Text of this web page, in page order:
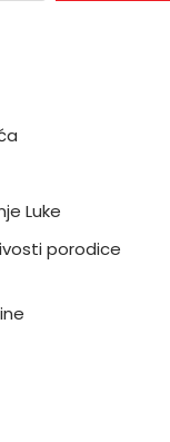
Luke
porodice